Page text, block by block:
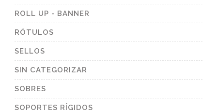
ROLL UP - BANNER
RÓTULOS
SELLOS
SIN CATEGORIZAR
SOBRES
SOPORTES RÍGIDOS